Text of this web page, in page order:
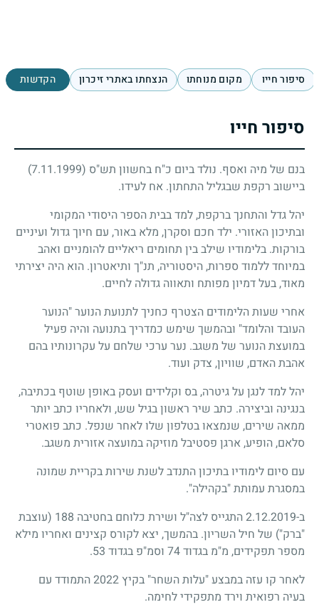
סיפור חייו מקום מנוחתו הנצחתו באתרי זיכרון הקדשות
סיפור חייו
בנם של מיה ואסף. נולד ביום כ"ח בחשוון תש"ס (7.11.1999)
ביישוב רקפת שבגליל התחתון. אח לעידו.
יהל גדל והתחנך ברקפת, למד בבית הספר היסודי המקומי
ובתיכון האזורי. ילד חכם וסקרן, מלא באור, עם חיוך גדול ועיניים
בורקות. בלימודיו שילב בין תחומים ריאליים להומניים ואהב
במיוחד ללמוד ספרות, היסטוריה, תנ"ך ותיאטרון. הוא היה יצירתי
מאוד, בעל דמיון מפותח ותאווה גדולה לחיים.
אחרי שעות הלימודים הצטרף כחניך לתנועת הנוער "הנוער
העובד והלומד" ובהמשך שימש כמדריך בתנועה והיה פעיל
במועצת הנוער של משגב. נער ערכי שלחם על עקרונותיו בהם
אהבת האדם, שוויון, צדק ועוד.
יהל למד לנגן על גיטרה, בס וקלידים ועסק באופן שוטף בכתיבה,
בנגינה וביצירה. כתב שיר ראשון בגיל שש, ולאחריו כתב יותר
ממאה שירים, שנמצאו בטלפון שלו לאחר שנפל. כתב פואטרי
סלאם, הופיע, ארגן פסטיבל מוזיקה במועצה אזורית משגב.
עם סיום לימודיו בתיכון התנדב לשנת שירות בקריית שמונה
במסגרת עמותת "בקהילה".
ב-2.12.2019 התגייס לצה"ל ושירת כלוחם בחטיבה 188 (עוצבת
"ברק") של חיל השריון. בהמשך, יצא לקורס קצינים ואחריו מילא
מספר תפקידים, מ"מ בגדוד 74 וסמ"פ בגדוד 53.
לאחר קו עזה במבצע "עלות השחר" בקיץ 2022 התמודד עם
בעיה רפואית וירד מתפקידי לחימה.